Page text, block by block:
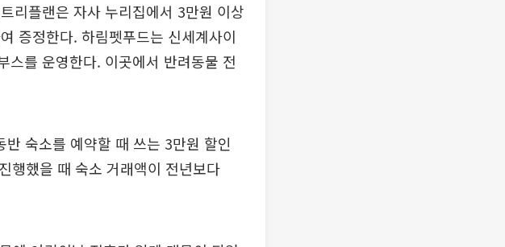
리플랜은 자사 누리집에서 3만원 이상
증정한다. 하림펫푸드는 신세계사이
스를 운영한다. 이곳에서 반려동물 전
숙소를 예약할 때 쓰는 3만원 할인
행했을 때 숙소 거래액이 전년보다